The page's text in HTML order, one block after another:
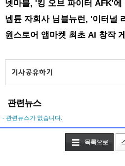
넷마블, '킹 오브 파이터 AFK'에
넵튠 자회사 님블뉴런, '이터널
원스토어 앱마켓 최초 AI 창작
관련뉴스
- 관련뉴스가 없습니다.
목록으로